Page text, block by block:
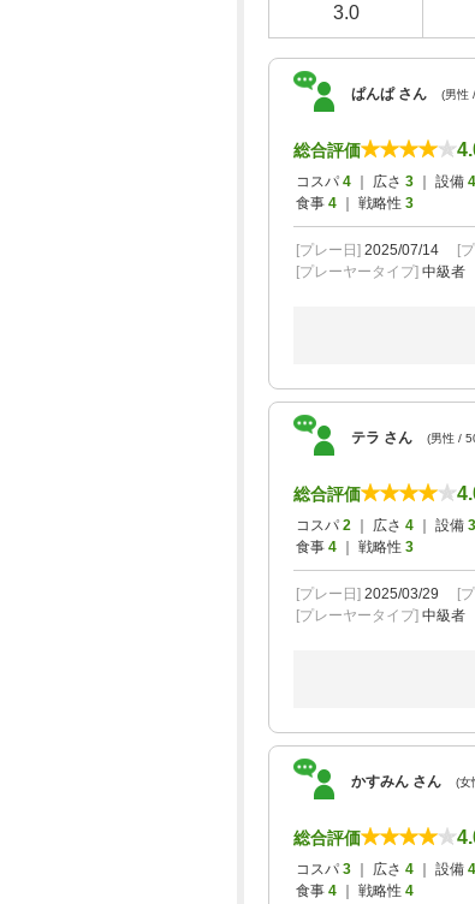
3.0
ぱんぱ さん (男性
総合評価
コスパ 4 ｜ 広さ 3 ｜ 設備 4
食事 4 ｜ 戦略性 3
[プレー日] 2025/07/14 [プ
[プレーヤータイプ] 中級者
テラ さん (男性 /
総合評価
コスパ 2 ｜ 広さ 4 ｜ 設備 3
食事 4 ｜ 戦略性 3
[プレー日] 2025/03/29 [プ
[プレーヤータイプ] 中級者
かすみん さん (女
総合評価
コスパ 3 ｜ 広さ 4 ｜ 設備 4
食事 4 ｜ 戦略性 4